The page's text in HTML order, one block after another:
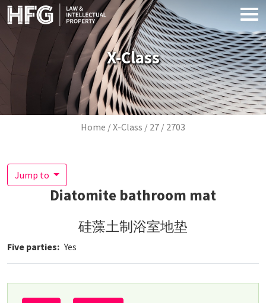
Skip to main content
X-Class
Breadcrumb
Home X-Class 27 2703
Jump to
Diatomite bathroom mat
硅藻土制浴室地垫
Five parties Yes